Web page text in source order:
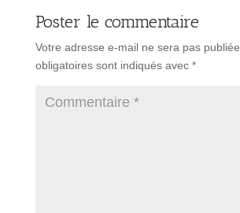
Poster le commentaire
Votre adresse e-mail ne sera pas publiée.
obligatoires sont indiqués avec *